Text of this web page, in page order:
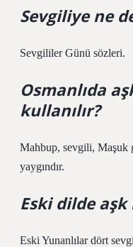
Sevgiliye ne
Sevgililer Günü sözleri.
Osmanlıda
kullanılır?
Mahbup, sevgili, Maşuk
yaygındır.
Eski dilde aşk
Eski Yunanlılar dört